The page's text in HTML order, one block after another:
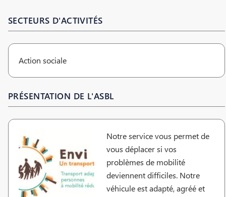
SECTEURS D'ACTIVITÉS
Action sociale
PRÉSENTATION DE L'ASBL
Notre service vous permet de
vous déplacer si vos
problèmes de mobilité
deviennent difficiles. Notre
véhicule est adapté, agréé et